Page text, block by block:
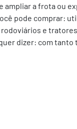
ampliar a frota ou
pode comprar:
e
dizer: com tanto